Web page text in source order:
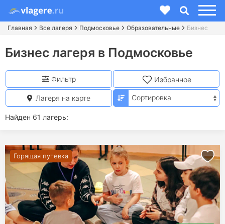
Главная Все лагеря Подмосковье Образовательные Бизнес
Бизнес лагеря в Подмосковье
Найден 61 лагерь:
Фильтр Избранное
Лагеря на карте
Горящая путевка